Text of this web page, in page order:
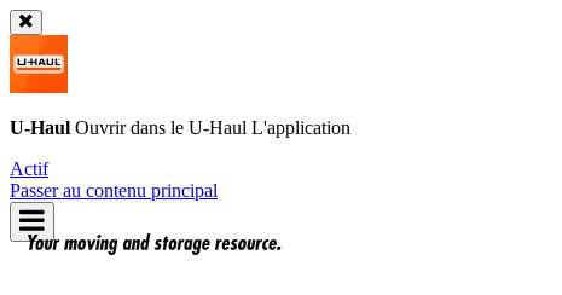
U-Haul Ouvrir dans le U-Haul L'application
Actif
Passer au contenu principal